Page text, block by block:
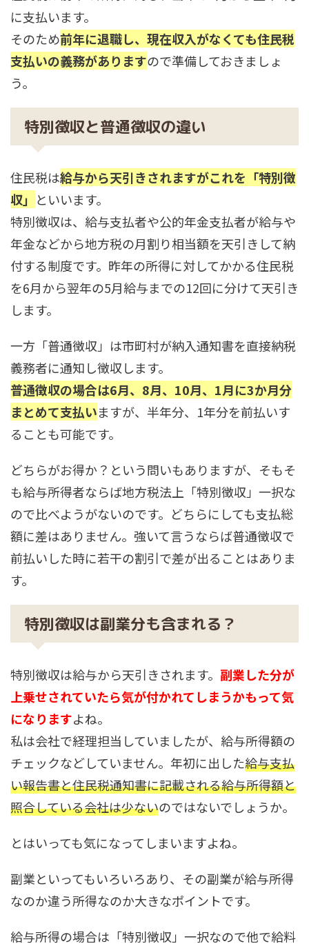
に支払います。
そのため前年に退職し、現在収入がなくても住民税
支払いの義務がありますので準備しておきましょ
う。
特別徴収と普通徴収の違い
住民税は給与から天引きされますがこれを「特別徴
収」 といいます。
特別徴収は、給与支払者や公的年金支払者が給与や
年金などから地方税の月割り相当額を天引きして納
付する制度です。昨年の所得に対してかかる住民税
を6月から翌年の5月給与までの12回に分けて天引き
します。
一方「普通徴収」は市町村が納入通知書を直接納税
義務者に通知し徴収します。
普通徴収の場合は6月、8月、10月、1月に3か月分
まとめて支払いますが、半年分、1年分を前払いす
ることも可能です。
どちらがお得か？という問いもありますが、そもそ
も給与所得者ならば地方税法上「特別徴収」一択な
ので比べようがないのです。どちらにしても支払総
額に差はありません。強いて言うならば普通徴収で
前払いした時に若干の割引で差が出ることはありま
す。
特別徴収は副業分も含まれる？
特別徴収は給与から天引きされます。 副業した分が
上乗せされていたら気が付かれてしまうかもって気
になりますよね。
私は会社で経理担当していましたが、給与所得額の
チェックなどしていません。年初に出した給与支払
い報告書と住民税通知書に記載される給与所得額と
照合している会社は少ないのではないでしょうか。
とはいっても気になってしまいますよね。
副業といってもいろいろあり、その副業が給与所得
なのか違う所得なのか大きなポイントです。
給与所得の場合は「特別徴収」一択なので他で給料